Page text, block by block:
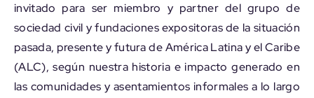
invitado para ser miembro y partner del grupo de
sociedad civil y fundaciones expositoras de la situación
pasada, presente y futura de América Latina y el Caribe
(ALC), según nuestra historia e impacto generado en
las comunidades y asentamientos informales a lo largo